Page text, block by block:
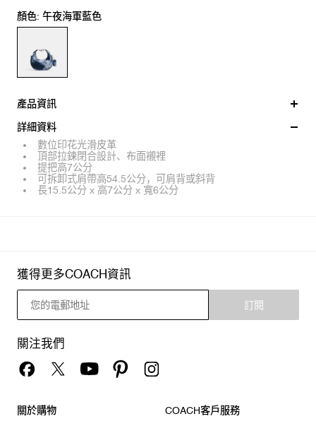
顏色: 午夜海軍藍色
產品資訊
詳細資料
數位印花光滑皮革
頂部拉鍊閉合設計、布面襯裡
提把高7公分
可拆卸式肩帶高54.5公分，可肩背或斜背
長15.5公分 x 高7公分 x 寬6公分
獲得更多COACH資訊
訂閱
關注我們
關於購物 COACH客戶服務